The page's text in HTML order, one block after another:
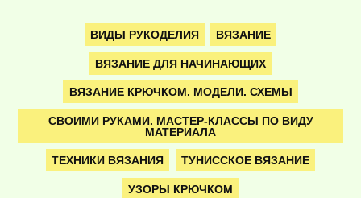
ВИДЫ РУКОДЕЛИЯ ВЯЗАНИЕ
ВЯЗАНИЕ ДЛЯ НАЧИНАЮЩИХ
ВЯЗАНИЕ КРЮЧКОМ. МОДЕЛИ. СХЕМЫ
СВОИМИ РУКАМИ. МАСТЕР-КЛАССЫ ПО ВИДУ
МАТЕРИАЛА
ТЕХНИКИ ВЯЗАНИЯ ТУНИССКОЕ ВЯЗАНИЕ
УЗОРЫ КРЮЧКОМ